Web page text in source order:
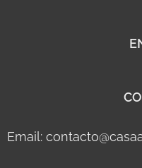
Email: